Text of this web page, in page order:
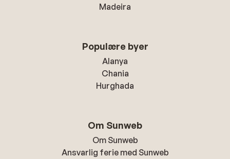
Madeira
Populære byer
Alanya
Chania
Hurghada
Om Sunweb
Om Sunweb
Ansvarlig ferie med Sunweb